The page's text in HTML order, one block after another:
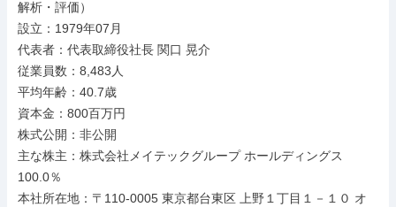
解析・評価）
設立：1979年07月
代表者：代表取締役社長 関口 晃介
従業員数：8,483人
平均年齢：40.7歳
資本金：800百万円
株式公開：非公開
主な株主：株式会社メイテックグループ ホールディングス
100.0％
本社所在地：〒110-0005 東京都台東区 上野１丁目１－１０ オ